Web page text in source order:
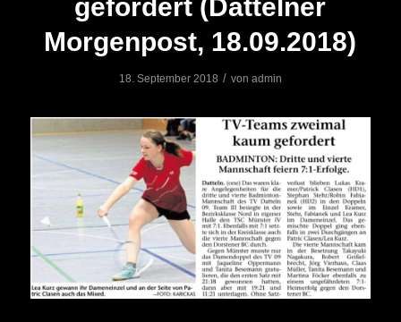
gefordert (Dattelner
Morgenpost, 18.09.2018)
18. September 2018 / von admin